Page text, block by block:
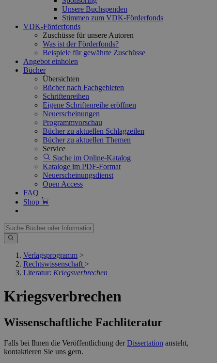
Unsere Buchspenden
Stimmen zum VDK-Förderfonds
VDK-Förderfonds
Zuschüsse für unsere Autoren
Was ist der Förderfonds?
Beispiele für gewährte Zuschüsse
Angebot einholen
Bücher
Übersichten
Bücher nach Fachgebieten
Schriftenreihen
Eigene Schriftenreihe eröffnen
Neuerscheinungen
Programmvorschau
Bücher zu aktuellen Schlagzeilen
Bücher zu aktuellen Themen
Service
Suche im Online-Katalog
Kataloge im PDF-Format
Neuerscheinungsdienst
Open Access
FAQ
Shop
Verlagsprogramm >
Rechtswissenschaft >
Literatur: Kriegsverbrechen
Kriegsverbrechen
Wissenschaftliche Fachliteratur
Falls bei Ihnen die Veröffentlichung derDissertation ansteht,
kontaktieren Sie uns gern.